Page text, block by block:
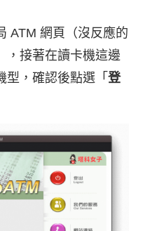
ATM 網頁（沒反應的
，接著在讀卡機這邊
型，確認後點選「 登